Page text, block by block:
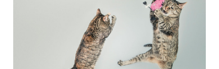
VIEW POST